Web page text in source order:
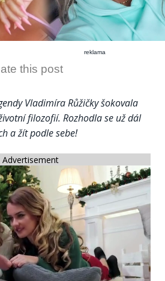
reklama
this post
Vladimíra Růžičky šokovala
filozofií. Rozhodla se už dál
a žít podle sebe!
Advertisement